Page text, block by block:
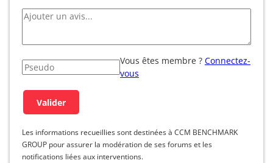
Vous êtes membre ? Connectez-
vous
Les informations recueillies sont destinées à CCM BENCHMARK
GROUP pour assurer la modération de ses forums et les
notifications liées aux interventions.